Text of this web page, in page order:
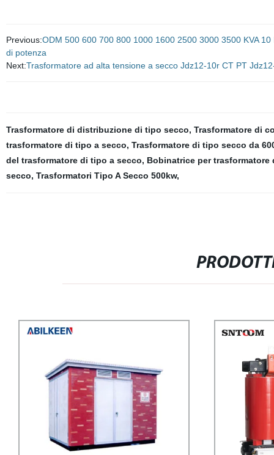
Previous:ODM 500 600 700 800 1000 1600 2500 3000 3500 KVA
di potenza
Next:Trasformatore ad alta tensione a secco Jdz12-10r CT PT
Trasformatore di distribuzione di tipo secco, Trasformatore di
trasformatore di tipo a secco, Trasformatore di tipo secco da
del trasformatore di tipo a secco, Bobinatrice per trasformatore
secco, Trasformatori Tipo A Secco 500kw,